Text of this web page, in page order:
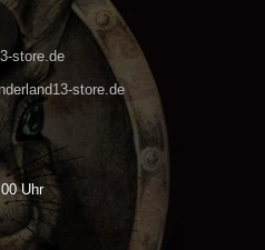
store.de
store.de
Uhr